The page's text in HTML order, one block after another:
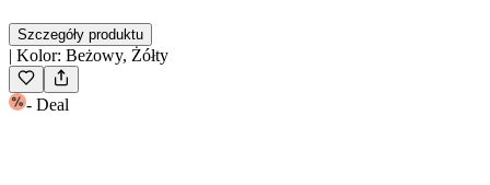
Szczegóły produktu
| Kolor: Beżowy, Żółty
- Deal